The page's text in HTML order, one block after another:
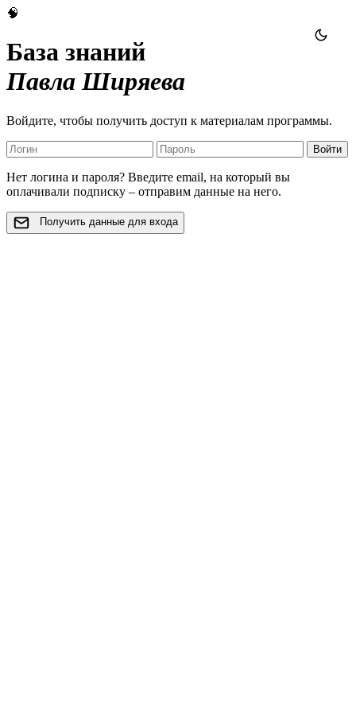
🧠
База знаний
Павла Ширяева
Войдите, чтобы получить доступ к материалам программы.
Войти
Нет логина и пароля? Введите email, на который вы
оплачивали подписку – отправим данные на него.
Получить данные для входа